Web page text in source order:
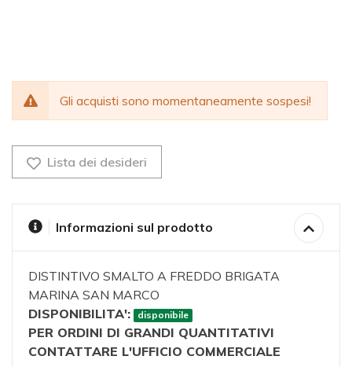
Gli acquisti sono momentaneamente sospesi!
Lista dei desideri
Informazioni sul prodotto
DISTINTIVO SMALTO A FREDDO BRIGATA
MARINA SAN MARCO
DISPONIBILITA':
disponibile
PER ORDINI DI GRANDI QUANTITATIVI
CONTATTARE L'UFFICIO COMMERCIALE